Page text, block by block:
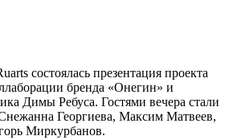
состоялась презентация проекта
бренда «Онегин» и
Димы Ребуса. Гостями вечера стали
Георгиева, Максим Матвеев,
Миркурбанов.